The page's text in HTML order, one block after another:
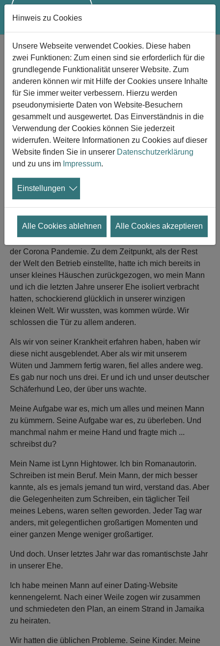
Die Transformationskraft der Trauer
Bericht einer Autorin über die Zeit mit ihrem
todkranken Mann
11.03.2024
In einem Text im Portal
psycholoytoday.com schreibt die
Romanautorin Lynn Hightower über das
letzte Jahr mit ihrem todkranken Mann und
Frau, die ihren Mann verloren hatte und dessen
habe ihr dabei auch enorme Freiheit verschafft. Hier eine
Die Liebe meines Lebens starb kurz vor dem Ausbruch
der Corona Pandemie. Zu dem Zeitpunkt, als der Rest
der Welt den Betrieb einstellte, hatte ich mich bereits in
unser kleines Häuschen zurückgezogen, wo mein Mann
und ich die letzten Jahre unserer Ehe isoliert verbracht
hatten, schockierend glücklich in unserer winzigen
kleinen Welt. Wir wussten, was kommen würde. Wir
schlossen die Tür zu allem anderen.
Als wir von seiner Krankheit erfahren haben, haben wir
diese nicht ausgeblendet. Aber als wir mit unserem
Wüten und Jammern fertig waren, fiel alles andere weg.
Es gab nur noch uns drei. Er und ich und unser deutscher
Schäferhund Leo, der über uns wachte.
Meine Aufgabe war es, mich um alles und meinen Mann
zu kümmern. Seine Aufgabe war es, zu überleben. Und
manchmal nahm er meine Hand und fragte mich ...
schreibst du?
Mein Name ist Lynn Hightower. Ich bin Romanautorin.
Schreiben ist mein Beruf. Mein Mann, der mich besser
kannte, als es jemals jemand tun wird, verstand das. Aber
die Gelegenheiten zum Schreiben, ein täglicher Teil
meines Lebens, waren selten geworden. Jeder Tag war
anders, mit gelegentlichen großartigen Momenten und
einer ganzen Menge weniger großartiger.
Und doch. Unser letztes Jahr war das romantischste Jahr
in unserer Ehe.
Ich habe meinen Mann auf einer Dating-Website
kennengelernt. Nach einer Weile zogen wir zusammen
und schmiedeten den Plan, an einem Strand in Jamaika
zu heiraten.
Wir hatten die üblichen Probleme. Seine Kinder. Meine
Hinweis zu Cookies
Unsere Webseite verwendet Cookies. Diese haben
zwei Funktionen: Zum einen sind sie erforderlich für die
grundlegende Funktionalität unserer Website. Zum
anderen können wir mit Hilfe der Cookies unsere Inhalte
für Sie immer weiter verbessern. Hierzu werden
pseudonymisierte Daten von Website-Besuchern
gesammelt und ausgewertet. Das Einverständnis in die
Verwendung der Cookies können Sie jederzeit
widerrufen. Weitere Informationen zu Cookies auf dieser
Website finden Sie in unserer Datenschutzerklärung
und zu uns im Impressum.
Einstellungen
Alle Cookies ablehnen Alle Cookies akzeptieren